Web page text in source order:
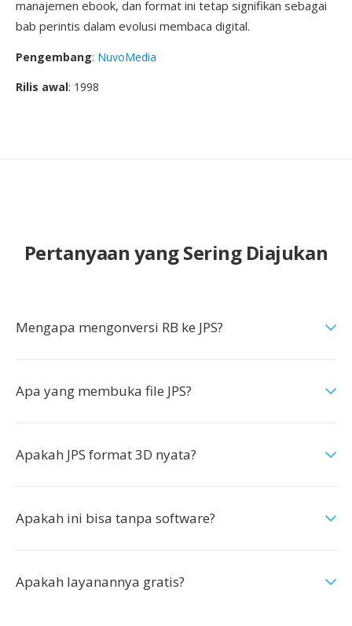
manajemen ebook, dan format ini tetap signifikan sebagai
bab perintis dalam evolusi membaca digital.
Pengembang: NuvoMedia
Rilis awal: 1998
Pertanyaan yang Sering Diajukan
Mengapa mengonversi RB ke JPS?
Apa yang membuka file JPS?
Apakah JPS format 3D nyata?
Apakah ini bisa tanpa software?
Apakah layanannya gratis?